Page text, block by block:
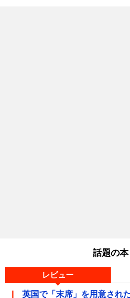
話題の本
レビュー
英国で「末席」を用意され